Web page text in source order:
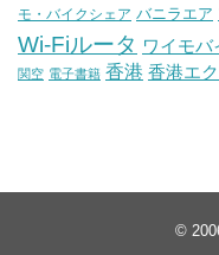
モ・バイクシェア バニラエア
Wi-Fiルータ ワイモバ
関空 電子書籍 香港 香港エ
©